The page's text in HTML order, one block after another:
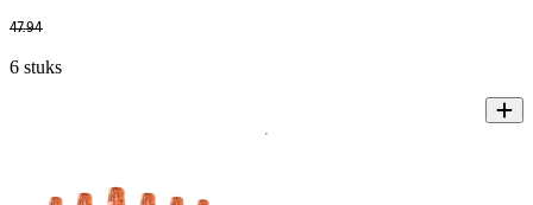
47.94
6 stuks